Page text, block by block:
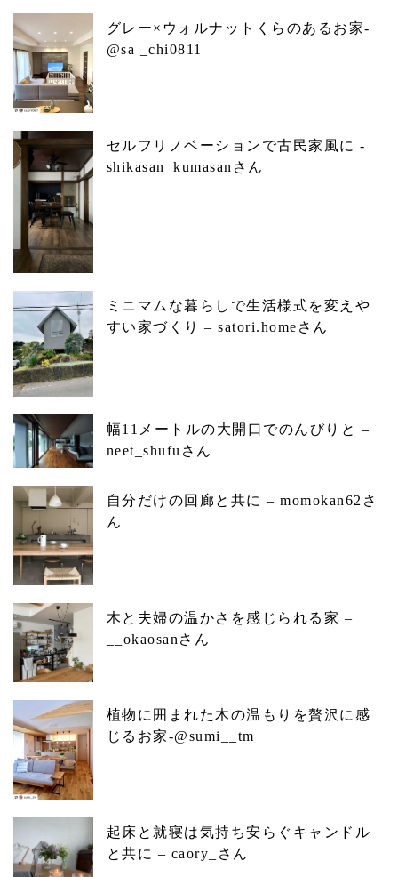
グレー×ウォルナットくらのあるお家-
@sa _chi0811
セルフリノベーションで古民家風に -
shikasan_kumasanさん
ミニマムな暮らしで生活様式を変えや
すい家づくり – satori.homeさん
幅11メートルの大開口でのんびりと –
neet_shufuさん
自分だけの回廊と共に – momokan62さ
ん
木と夫婦の温かさを感じられる家 –
__okaosanさん
植物に囲まれた木の温もりを贅沢に感
じるお家-@sumi__tm
起床と就寝は気持ち安らぐキャンドル
と共に – caory_さん